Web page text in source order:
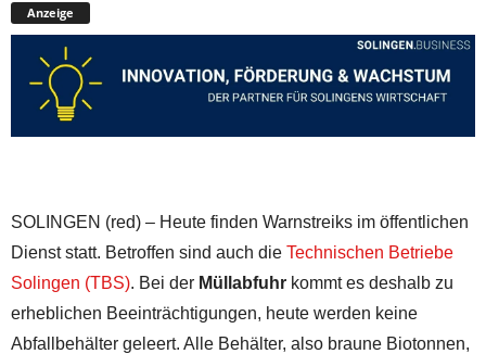
Anzeige
SOLINGEN (red) – Heute finden Warnstreiks im öffentlichen
Dienst statt. Betroffen sind auch die Technischen Betriebe
Solingen (TBS). Bei der Müllabfuhr kommt es deshalb zu
erheblichen Beeinträchtigungen, heute werden keine
Abfallbehälter geleert. Alle Behälter, also braune Biotonnen,